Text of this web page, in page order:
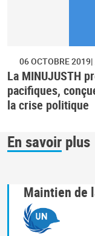
06 OCTOBRE 2019
La MINUJUSTH
pacifiques,
la crise politique
En savoir plus
Maintien de